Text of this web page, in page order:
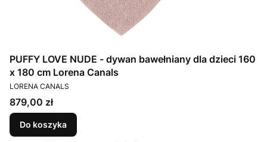
PUFFY LOVE NUDE - dywan bawełniany dla dzieci 160
x 180 cm Lorena Canals
PRODUCENT
LORENA CANALS
Cena
879,00 zł
Do koszyka